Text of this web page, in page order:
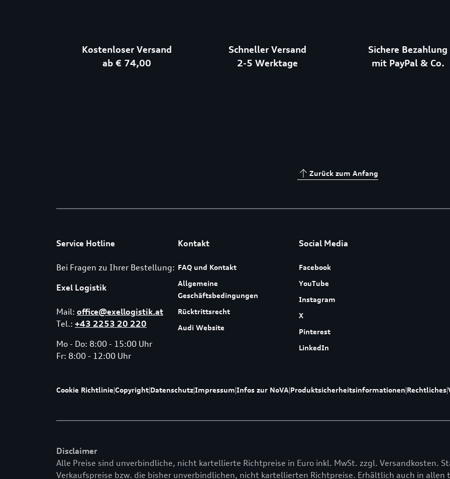
Kostenloser Versand
ab € 74,00
Schneller Versand
2-5 Werktage
Sichere Bezahlung
mit PayPal & Co.
Zurück zum Anfang
Service Hotline
Bei Fragen zu Ihrer Bestellung:
Exel Logistik
Mail: office@exellogistik.at
Tel.: +43 2253 20 220
Mo - Do: 8:00 - 15:00 Uhr
Fr: 8:00 - 12:00 Uhr
Kontakt
FAQ und Kontakt
Allgemeine
Geschäftsbedingungen
Rücktrittsrecht
Audi Website
Social Media
Facebook
YouTube
Instagram
X
Pinterest
LinkedIn
Cookie Richtlinie|Copyright|Datenschutz|Impressum|Infos zur NoVA|Produktsicherheitsinformationen|Rechtliches|
Disclaimer
Alle Preise sind unverbindliche, nicht kartellierte Richtpreise in Euro inkl. MwSt. zzgl. Versandkosten.
Verkaufspreise bzw. die bisher unverbindlichen, nicht kartellierten Richtpreise. Erhältlich auch in allen